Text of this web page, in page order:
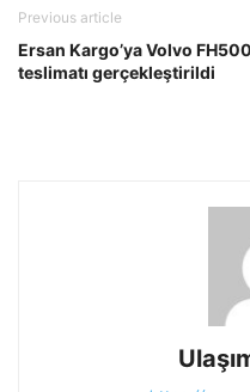
Previous article
Ersan Kargo’ya Volvo FH500
teslimatı gerçekleştirildi